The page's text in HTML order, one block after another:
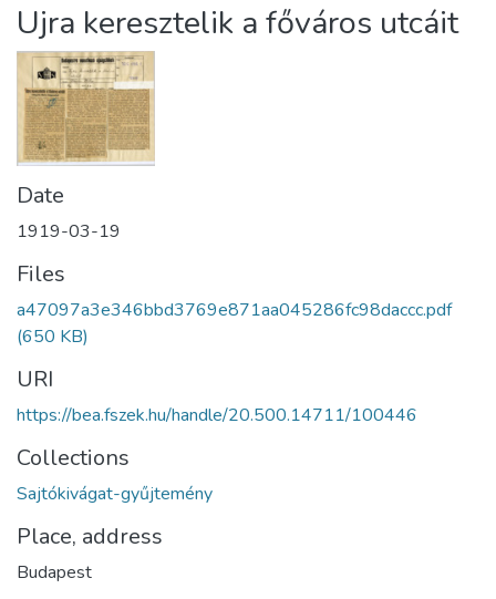
About us
Ujra keresztelik a főváros utcáit
Date
1919-03-19
Files
a47097a3e346bbd3769e871aa045286fc98daccc.pdf
(650 KB)
URI
https://bea.fszek.hu/handle/20.500.14711/100446
Collections
Sajtókivágat-gyűjtemény
Place, address
Budapest